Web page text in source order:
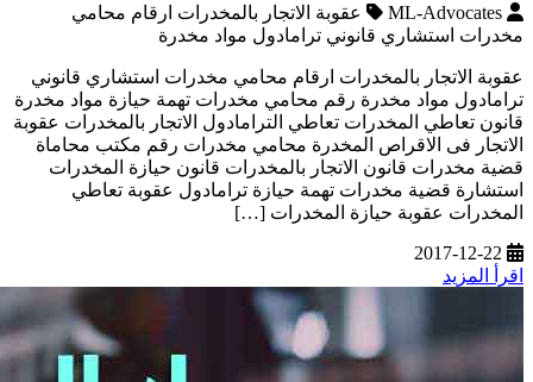
ML-Advocates
عقوبة الاتجار بالمخدرات ارقام محامي
مخدرات استشاري قانوني ترامادول مواد مخدرة
عقوبة الاتجار بالمخدرات ارقام محامي مخدرات استشاري قانوني
ترامادول مواد مخدرة رقم محامي مخدرات تهمة حيازة مواد مخدرة
قانون تعاطي المخدرات تعاطي الترامادول الاتجار بالمخدرات عقوبة
الاتجار فى الاقراص المخدرة محامي مخدرات رقم مكتب محاماة
قضية مخدرات قانون الاتجار بالمخدرات قانون حيازة المخدرات
استشارة قضية مخدرات تهمة حيازة ترامادول عقوبة تعاطي
المخدرات عقوبة حيازة المخدرات […]
2017-12-22
اقرأ المزيد